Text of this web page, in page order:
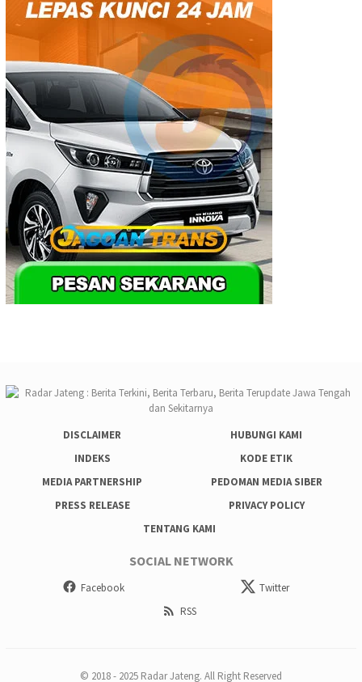
DISCLAIMER
HUBUNGI KAMI
INDEKS
KODE ETIK
MEDIA PARTNERSHIP
PEDOMAN MEDIA SIBER
PRESS RELEASE
PRIVACY POLICY
TENTANG KAMI
SOCIAL NETWORK
Facebook
Twitter
RSS
© 2018 - 2025 Radar Jateng. All Right Reserved